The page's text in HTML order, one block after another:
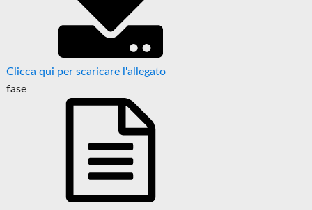
Clicca qui per scaricare l'allegato
fase